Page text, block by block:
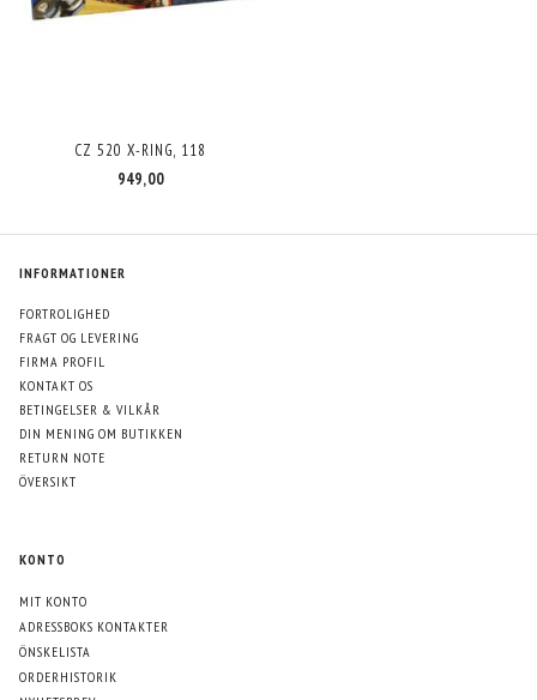
CZ 520 X-RING, 118
949,00
INFORMATIONER
FORTROLIGHED
FRAGT OG LEVERING
FIRMA PROFIL
KONTAKT OS
BETINGELSER & VILKÅR
DIN MENING OM BUTIKKEN
RETURN NOTE
ÖVERSIKT
KONTO
MIT KONTO
ADRESSBOKS KONTAKTER
ÖNSKELISTA
ORDERHISTORIK